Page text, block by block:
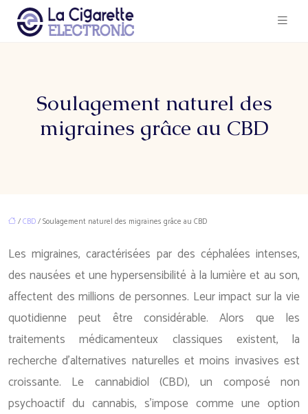
Soulagement naturel des
migraines grâce au CBD
/CBD/ Soulagement naturel des migraines grâce au CBD
Les migraines, caractérisées par des céphalées intenses,
des nausées et une hypersensibilité à la lumière et au son,
affectent des millions de personnes. Leur impact sur la vie
quotidienne peut être considérable. Alors que les
traitements médicamenteux classiques existent, la
recherche d’alternatives naturelles et moins invasives est
croissante. Le cannabidiol (CBD), un composé non
psychoactif du cannabis, s’impose comme une option